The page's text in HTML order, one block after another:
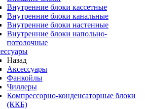
Внутренние блоки кассетные
Внутренние блоки канальные
Внутренние блоки настенные
Внутренние блоки напольно-
потолочные
Назад
Аксессуары
Фанкойлы
Чиллеры
Компрессорно-конденсаторные блоки
(ККБ)